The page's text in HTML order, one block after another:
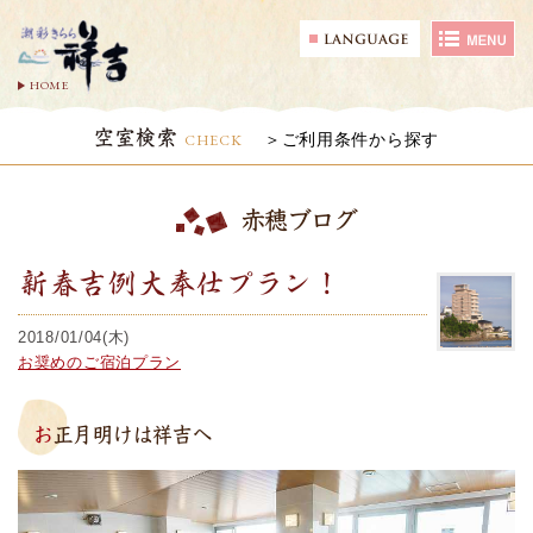
HOME
空室検索 CHECK ご利用条件から探す
赤穂ブログ
新春吉例大奉仕プラン！
2018/01/04(木)
お奨めのご宿泊プラン
お正月明けは祥吉へ